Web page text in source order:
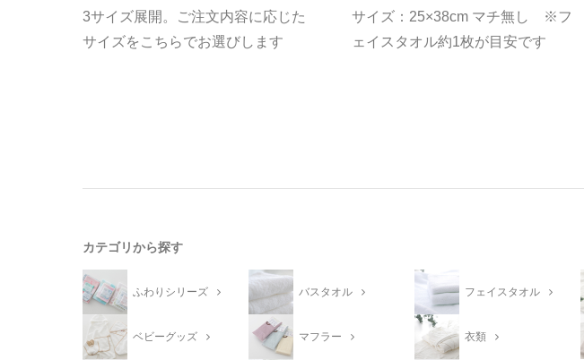
3サイズ展開。ご注文内容に応じた
サイズをこちらでお選びします
サイズ：25×38cm マチ無し ※フ
ェイスタオル約1枚が目安です
カテゴリから探す
ふわりシリーズ バスタオル フェイスタオル
ベビーグッズ マフラー 衣類